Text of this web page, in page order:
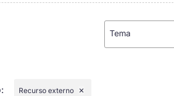
Tema
: Recurso externo ✕